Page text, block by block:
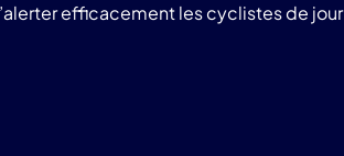
efficacement les cyclistes de jour